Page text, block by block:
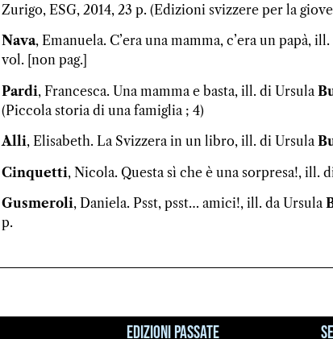
Zurigo, ESG, 2014, 23 p. (Edizioni svizzere per la
Nava, Emanuela. C’era una mamma, c’era un papà,
vol. [non pag.]
Pardi, Francesca. Una mamma e basta, ill. di Ursula
(Piccola storia di una famiglia ; 4)
Alli, Elisabeth. La Svizzera in un libro, ill. di Ursula
Cinquetti, Nicola. Questa sì che è una sorpresa!, ill.
Gusmeroli, Daniela. Psst, psst… amici!, ill. da Ursula
p.
Edizioni passate